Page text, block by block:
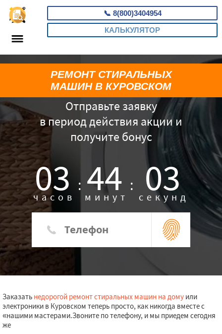
📞 8(800)3404954
КАЛЬКУЛЯТОР
Отправьте заявку
в период действия акции и
получите бонус
03 :
часов 44 :
минут 01
секунд
РЕМОНТ СТИРАЛЬНЫХ
МАШИН В КУРОВСКОМ
Заказать недорогой ремонт стиральных машин на дому или
электроники в Куровском теперь просто, как никогда вместе с
«нашими мастерами.Звоните по телефону, и мы приедем сегодня
же